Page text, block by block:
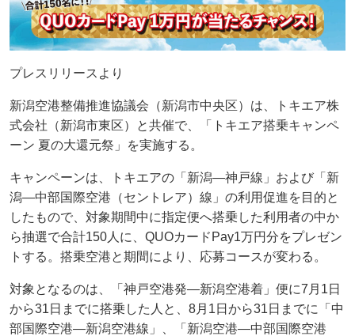
プレスリリースより
新潟空港整備推進協議会（新潟市中央区）は、トキエア株
式会社（新潟市東区）と共催で、「トキエア搭乗キャンペ
ーン 夏の大還元祭」を実施する。
キャンペーンは、トキエアの「新潟―神戸線」および「新
潟―中部国際空港（セントレア）線」の利用促進を目的と
したもので、対象期間中に指定便へ搭乗した利用者の中か
ら抽選で合計150人に、QUOカードPay1万円分をプレゼン
トする。搭乗空港と期間により、応募コースが変わる。
対象となるのは、「神戸空港発―新潟空港着」便に7月1日
から31日までに搭乗した人と、8月1日から31日までに「中
部国際空港―新潟空港線」、「新潟空港―中部国際空港